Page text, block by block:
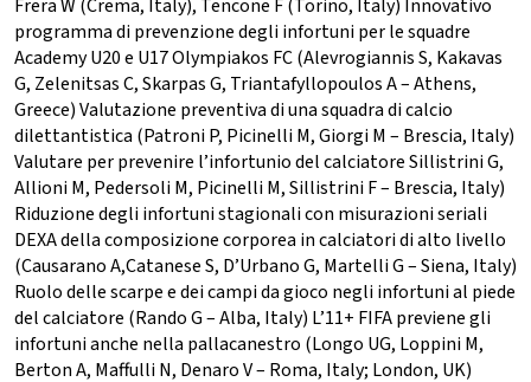
Frera W (Crema, Italy), Tencone F (Torino, Italy) Innovativo
programma di prevenzione degli infortuni per le squadre
Academy U20 e U17 Olympiakos FC (Alevrogiannis S, Kakavas
G, Zelenitsas C, Skarpas G, Triantafyllopoulos A – Athens,
Greece) Valutazione preventiva di una squadra di calcio
dilettantistica (Patroni P, Picinelli M, Giorgi M – Brescia, Italy)
Valutare per prevenire l’infortunio del calciatore Sillistrini G,
Allioni M, Pedersoli M, Picinelli M, Sillistrini F – Brescia, Italy)
Riduzione degli infortuni stagionali con misurazioni seriali
DEXA della composizione corporea in calciatori di alto livello
(Causarano A,Catanese S, D’Urbano G, Martelli G – Siena, Italy)
Ruolo delle scarpe e dei campi da gioco negli infortuni al piede
del calciatore (Rando G – Alba, Italy) L’11+ FIFA previene gli
infortuni anche nella pallacanestro (Longo UG, Loppini M,
Berton A, Maffulli N, Denaro V – Roma, Italy; London, UK)